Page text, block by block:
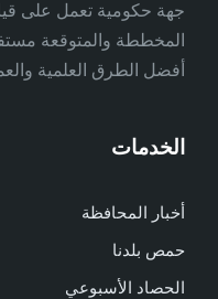
جهة حكومية تعمل على
المخططة والمتوقعة
أفضل الطرق العلمية
الخدمات
أخبار المحافظة
حمص بلدنا
الحصاد الأسبوعي